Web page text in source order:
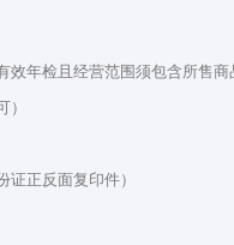
效年检且经营范围须包含所售
正反面复印件）